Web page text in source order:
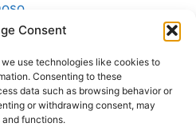
Consent
use technologies like cookies to
Consenting to these
data such as browsing behavior or
or withdrawing consent, may
functions.
Alho e Ervas